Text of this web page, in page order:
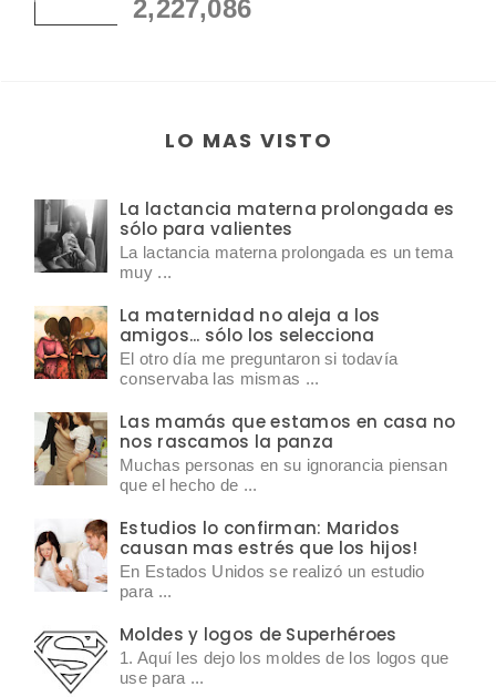
2,227,086
LO MAS VISTO
La lactancia materna prolongada es
sólo para valientes
La lactancia materna prolongada es un tema
muy ...
La maternidad no aleja a los
amigos... sólo los selecciona
El otro día me preguntaron si todavía
conservaba las mismas ...
Las mamás que estamos en casa no
nos rascamos la panza
Muchas personas en su ignorancia piensan
que el hecho de ...
Estudios lo confirman: Maridos
causan mas estrés que los hijos!
En Estados Unidos se realizó un estudio
para ...
Moldes y logos de Superhéroes
1. Aquí les dejo los moldes de los logos que
use para ...